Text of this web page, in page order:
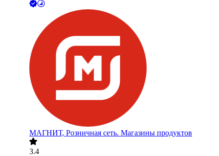
МАГНИТ, Розничная сеть. Магазины продуктов
3.4